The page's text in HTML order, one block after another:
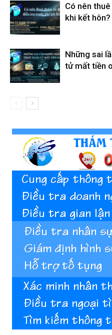
Có nên
khi kết hôn?
Những sai
tử mất tiền